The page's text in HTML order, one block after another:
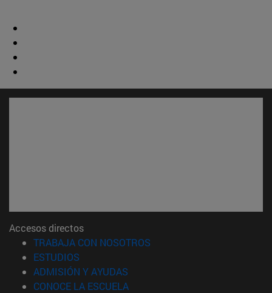
Accesos directos
TRABAJA CON NOSOTROS
ESTUDIOS
ADMISIÓN Y AYUDAS
CONOCE LA ESCUELA(abre en nueva ventana)